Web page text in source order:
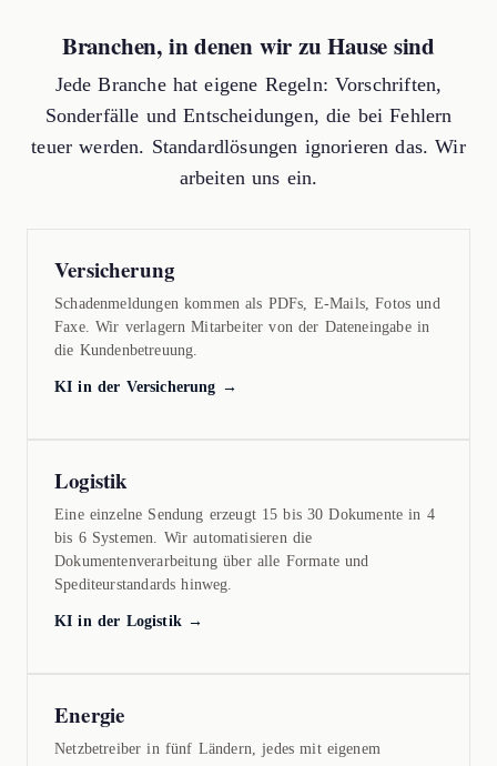
Branchen, in denen wir zu Hause sind
Jede Branche hat eigene Regeln: Vorschriften,
Sonderfälle und Entscheidungen, die bei Fehlern
teuer werden. Standardlösungen ignorieren das. Wir
arbeiten uns ein.
Versicherung
Schadenmeldungen kommen als PDFs, E-Mails, Fotos und
Faxe. Wir verlagern Mitarbeiter von der Dateneingabe in
die Kundenbetreuung.
KI in der Versicherung →
Logistik
Eine einzelne Sendung erzeugt 15 bis 30 Dokumente in 4
bis 6 Systemen. Wir automatisieren die
Dokumentenverarbeitung über alle Formate und
Spediteurstandards hinweg.
KI in der Logistik →
Energie
Netzbetreiber in fünf Ländern, jedes mit eigenem